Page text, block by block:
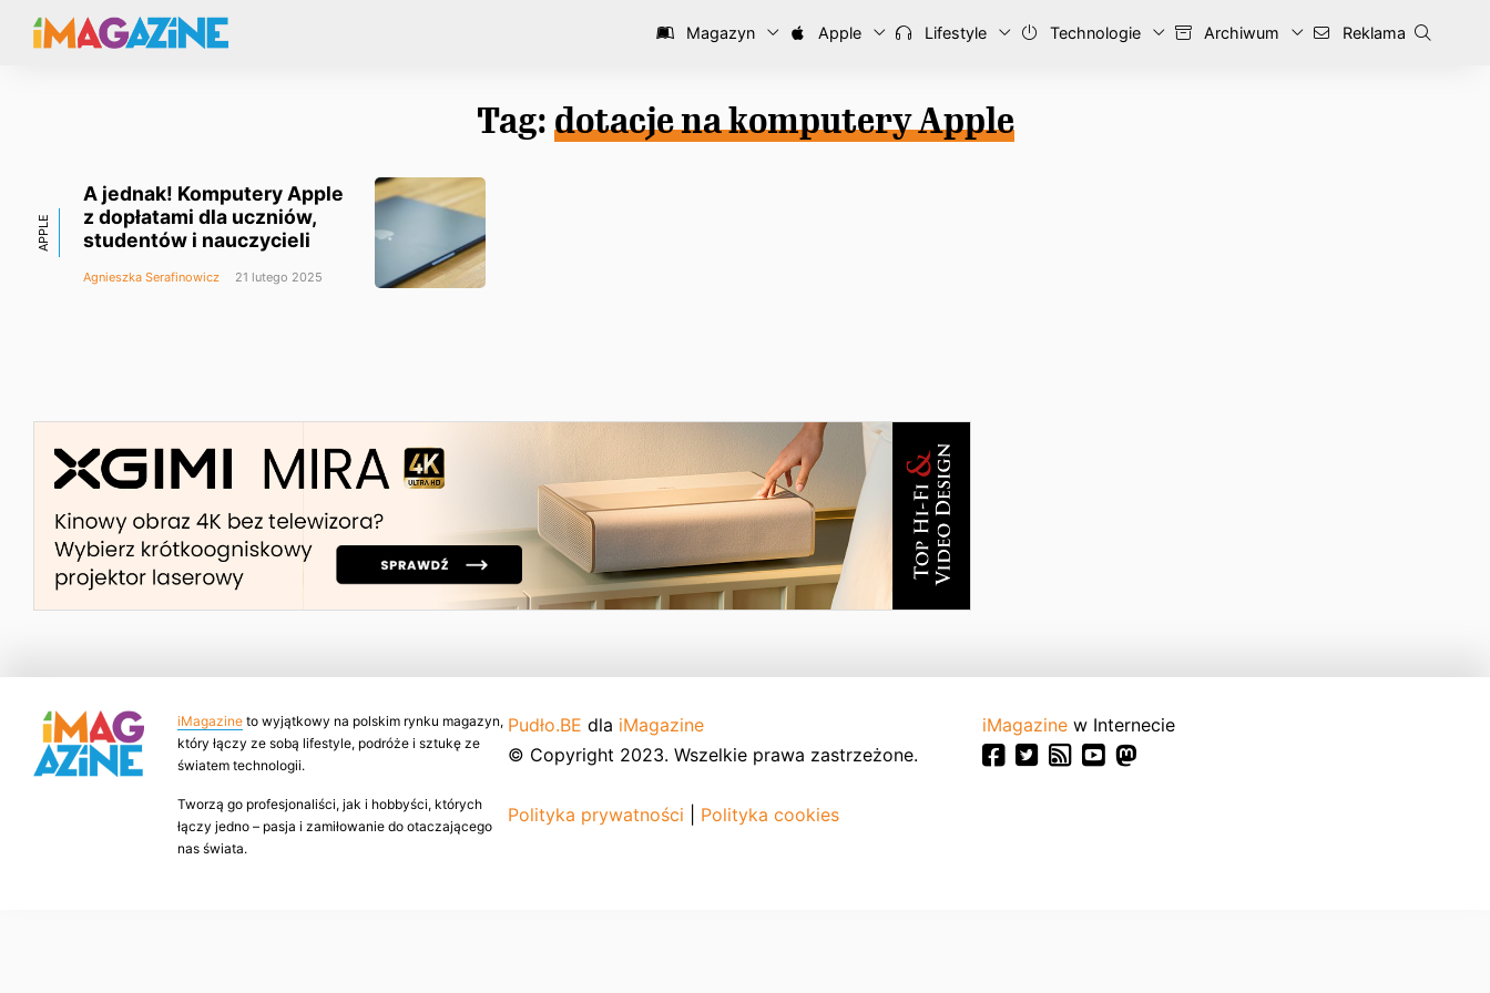
Magazyn Apple Lifestyle Technologie Archiwum Reklama
Tag: dotacje na komputery Apple
APPLE
A jednak! Komputery Apple
z dopłatami dla uczniów,
studentów i nauczycieli
Agnieszka Serafinowicz 21 lutego 2025
iMagazine to wyjątkowy na polskim rynku magazyn,
który łączy ze sobą lifestyle, podróże i sztukę ze
światem technologii.
Tworzą go profesjonaliści, jak i hobbyści, których
łączy jedno – pasja i zamiłowanie do otaczającego
nas świata.
Pudło.BE dla iMagazine
© Copyright 2023. Wszelkie prawa zastrzeżone.
Polityka prywatności Polityka cookies
iMagazine w Internecie